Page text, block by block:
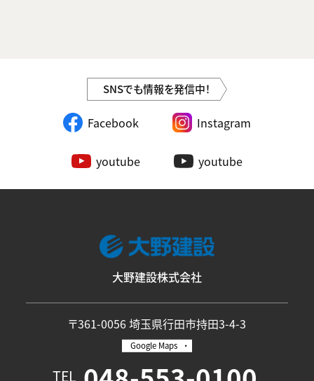
SNSでも情報を発信中！
Facebook Instagram
youtube youtube
大野建設株式会社
〒361-0056 埼玉県行田市持田3-4-3
Google Maps
TEL